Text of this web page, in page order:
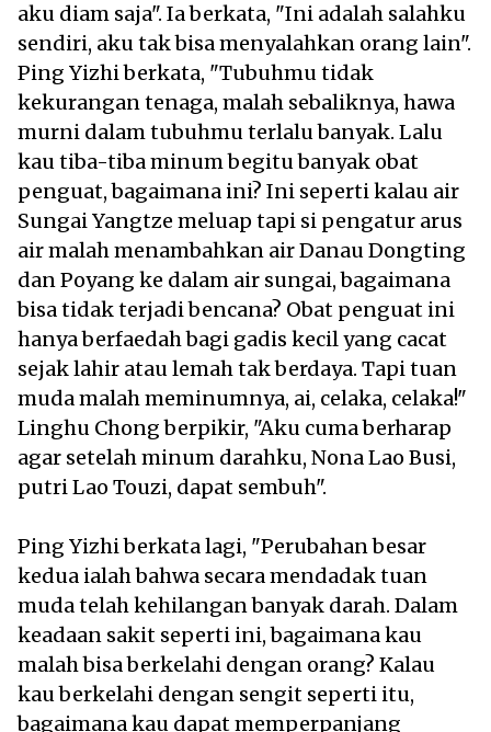
aku diam saja". Ia berkata, "Ini adalah salahku
sendiri, aku tak bisa menyalahkan orang lain".
Ping Yizhi berkata, "Tubuhmu tidak
kekurangan tenaga, malah sebaliknya, hawa
murni dalam tubuhmu terlalu banyak. Lalu
kau tiba-tiba minum begitu banyak obat
penguat, bagaimana ini? Ini seperti kalau air
Sungai Yangtze meluap tapi si pengatur arus
air malah menambahkan air Danau Dongting
dan Poyang ke dalam air sungai, bagaimana
bisa tidak terjadi bencana? Obat penguat ini
hanya berfaedah bagi gadis kecil yang cacat
sejak lahir atau lemah tak berdaya. Tapi tuan
muda malah meminumnya, ai, celaka, celaka!"
Linghu Chong berpikir, "Aku cuma berharap
agar setelah minum darahku, Nona Lao Busi,
putri Lao Touzi, dapat sembuh".
Ping Yizhi berkata lagi, "Perubahan besar
kedua ialah bahwa secara mendadak tuan
muda telah kehilangan banyak darah. Dalam
keadaan sakit seperti ini, bagaimana kau
malah bisa berkelahi dengan orang? Kalau
kau berkelahi dengan sengit seperti itu,
bagaimana kau dapat memperpanjang